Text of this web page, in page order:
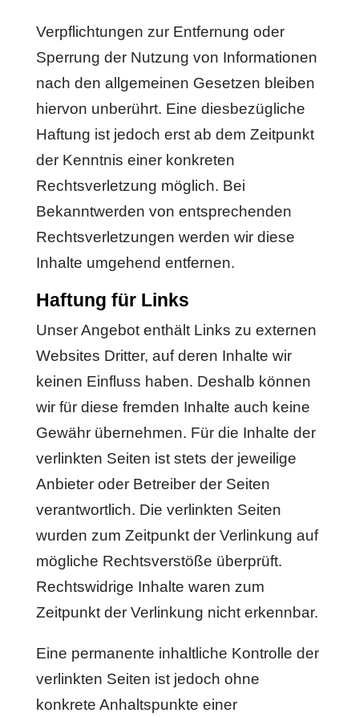
Verpflichtungen zur Entfernung oder
Sperrung der Nutzung von Informationen
nach den allgemeinen Gesetzen bleiben
hiervon unberührt. Eine diesbezügliche
Haftung ist jedoch erst ab dem Zeitpunkt
der Kenntnis einer konkreten
Rechtsverletzung möglich. Bei
Bekanntwerden von entsprechenden
Rechtsverletzungen werden wir diese
Inhalte umgehend entfernen.
Haftung für Links
Unser Angebot enthält Links zu externen
Websites Dritter, auf deren Inhalte wir
keinen Einfluss haben. Deshalb können
wir für diese fremden Inhalte auch keine
Gewähr übernehmen. Für die Inhalte der
verlinkten Seiten ist stets der jeweilige
Anbieter oder Betreiber der Seiten
verantwortlich. Die verlinkten Seiten
wurden zum Zeitpunkt der Verlinkung auf
mögliche Rechtsverstöße überprüft.
Rechtswidrige Inhalte waren zum
Zeitpunkt der Verlinkung nicht erkennbar.
Eine permanente inhaltliche Kontrolle der
verlinkten Seiten ist jedoch ohne
konkrete Anhaltspunkte einer